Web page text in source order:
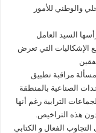
والوطني للأمور
السيد العامل
الإشكاليات التي تعرض
مسألة مراقبة تطبيق
الصناعية بالمنطقة
الترابية رغم أنها
هذه التراخيص.
الفعال و الكتابي